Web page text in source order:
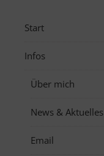
Start
Infos
Über mich
News & Aktuelles
Email